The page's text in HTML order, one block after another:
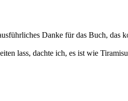
Danke für das Buch, das
lass, dachte ich, es ist wie